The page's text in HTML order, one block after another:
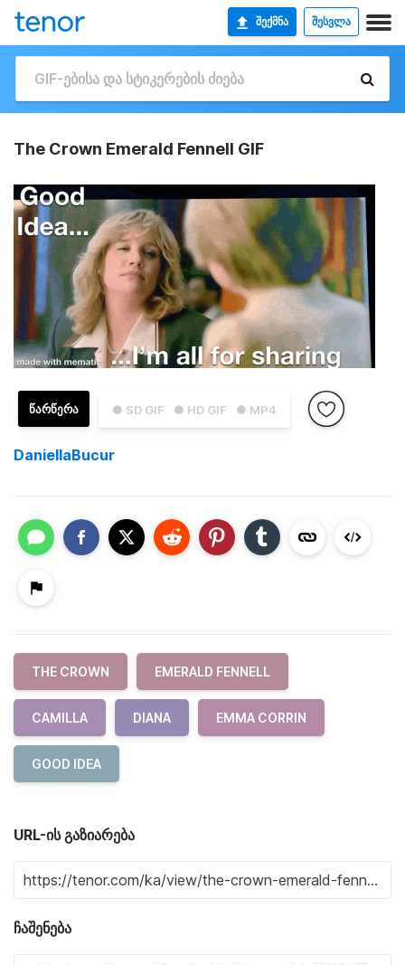
ᲨᲔᲥᲛᲜᲐ ᲨᲔᲡᲕᲚᲐ
The Crown Emerald Fennell GIF
● SD GIF ● HD GIF ● MP4
ᲬᲐᲠᲬᲔᲠᲐ
DaniellaBucur
THE CROWN EMERALD FENNELL
CAMILLA DIANA EMMA CORRIN
GOOD IDEA
URL-ის გაზიარება
ჩაშენება